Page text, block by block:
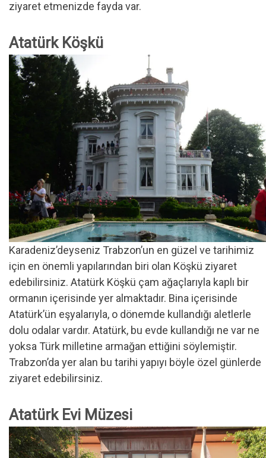
ziyaret etmenizde fayda var.
Atatürk Köşkü
Karadeniz’deyseniz Trabzon’un en güzel ve tarihimiz
için en önemli yapılarından biri olan Köşkü ziyaret
edebilirsiniz. Atatürk Köşkü çam ağaçlarıyla kaplı bir
ormanın içerisinde yer almaktadır. Bina içerisinde
Atatürk’ün eşyalarıyla, o dönemde kullandığı aletlerle
dolu odalar vardır. Atatürk, bu evde kullandığı ne var ne
yoksa Türk milletine armağan ettiğini söylemiştir.
Trabzon’da yer alan bu tarihi yapıyı böyle özel günlerde
ziyaret edebilirsiniz.
Atatürk Evi Müzesi